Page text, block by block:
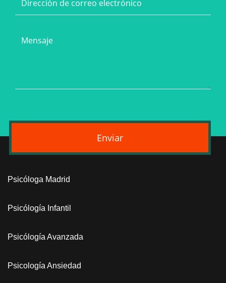
Enviar
Psicóloga Madrid
Psicólogía Infantil
Psicólogía Avanzada
Psicología Ansiedad